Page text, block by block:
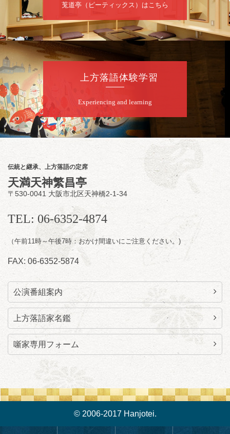
昼
桂九寿玉／露の瑞／桂きん太郎／いわみせい
じ（似顔絵）／桂米之助／桂文太～仲入～露
の眞／笑福亭仁福／幸助福助（漫才）／桂春
★菟道亭配信あり
夜
小痴楽・三語のさるごりら落語会 2026
開演：午後6時（5時30分開場）全席指定
前売3,500円 当日4,000円
お問合せ：FANYチケット 0570-550-
100(10:00～19:00受付)
莵道亭（ピーティックス）はこちら
上方落語体験学習
Experiencing and learning
伝統と継承、上方落語の定席
天満天神繁昌亭
〒530-0041 大阪市北区天神橋2-1-34
TEL: 06-6352-4874
（午前11時～午後7時：おかけ間違いにご注意ください。)
FAX: 06-6352-5874
公演番組案内
上方落語家名鑑
噺家専用フォーム
© 2006-2017 Hanjotei.